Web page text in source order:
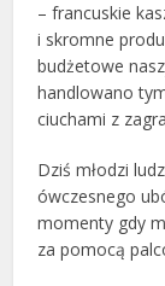
– francuskie
i skromne
budżetowe
handlowano
ciuchami z
Dziś młodzi
ówczesnego
momenty gdy
za pomocą